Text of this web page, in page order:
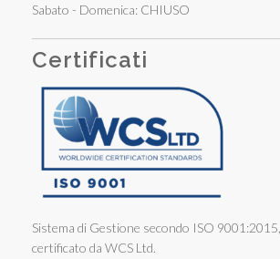
Sabato - Domenica: CHIUSO
Certificati
Sistema di Gestione secondo ISO
certificato da WCS Ltd.